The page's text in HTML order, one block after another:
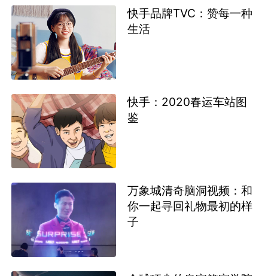
快手品牌TVC：赞每一种
生活
快手：2020春运车站图
鉴
万象城清奇脑洞视频：和
你一起寻回礼物最初的样
子